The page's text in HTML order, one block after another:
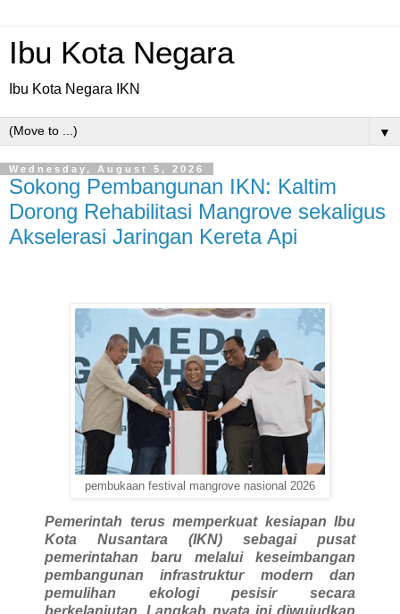
Ibu Kota Negara
Ibu Kota Negara IKN
▼
Wednesday, August 5, 2026
Sokong Pembangunan IKN: Kaltim
Dorong Rehabilitasi Mangrove sekaligus
Akselerasi Jaringan Kereta Api
pembukaan festival mangrove nasional 2026
Pemerintah terus memperkuat kesiapan Ibu
Kota Nusantara (IKN) sebagai pusat
pemerintahan baru melalui keseimbangan
pembangunan infrastruktur modern dan
pemulihan ekologi pesisir secara
berkelanjutan. Langkah nyata ini diwujudkan